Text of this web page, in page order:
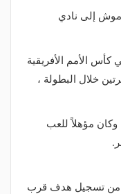
مرموش إلى نادي
الأمم الأفريقية
مرتين خلال البطولة ،
مؤهلاً للعب
من تسجيل هدف قرب